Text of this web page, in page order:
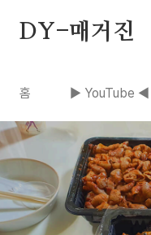
DY-매거진
홈 ▶ YouTube ◀